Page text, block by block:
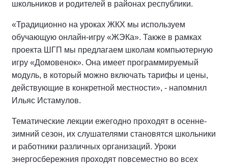
школьников и родителей в районах республики.
«Традиционно на уроках ЖКХ мы используем
обучающую онлайн-игру «ЖЭКа». Также в рамках
проекта ШГП мы предлагаем школам компьютерную
игру «Домовенок». Она имеет программируемый
модуль, в который можно включать тарифы и цены,
действующие в конкретной местности», - напомнил
Ильяс Истамулов.
Тематические лекции ежегодно проходят в осенне-
зимний сезон, их слушателями становятся школьники
и работники различных организаций. Уроки
энергосбережния проходят повсеместно во всех